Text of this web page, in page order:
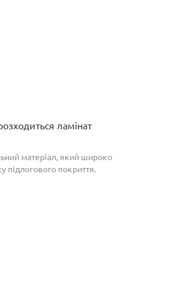
ламінат
матеріал, який широко
підлогового покриття.